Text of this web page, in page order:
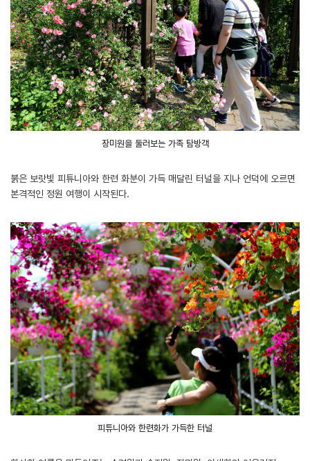
장미원을 둘러보는 가족 탐방객
붉은 보랏빛 피튜니아와 한련 화분이 가득 매달린 터널을 지나 언덕에 오르면
본격적인 정원 여행이 시작된다.
피튜니아와 한련화가 가득한 터널